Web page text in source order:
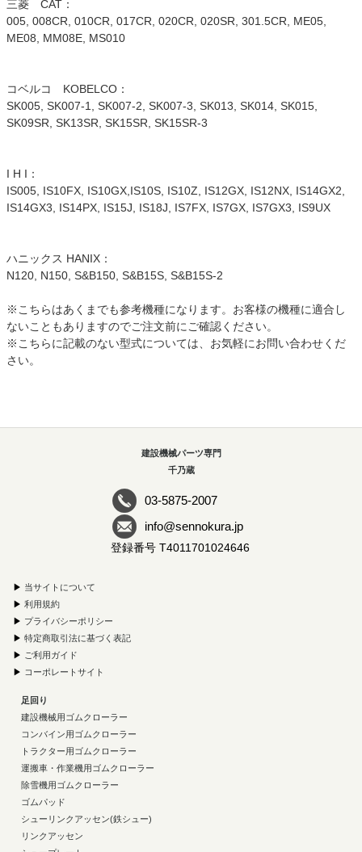
三菱 CAT：
005, 008CR, 010CR, 017CR, 020CR, 020SR, 301.5CR, ME05,
ME08, MM08E, MS010
コベルコ KOBELCO：
SK005, SK007-1, SK007-2, SK007-3, SK013, SK014, SK015,
SK09SR, SK13SR, SK15SR, SK15SR-3
I H I：
IS005, IS10FX, IS10GX,IS10S, IS10Z, IS12GX, IS12NX, IS14GX2,
IS14GX3, IS14PX, IS15J, IS18J, IS7FX, IS7GX, IS7GX3, IS9UX
ハニックス HANIX：
N120, N150, S&B150, S&B15S, S&B15S-2
※こちらはあくまでも参考機種になります。お客様の機種に適合し
ないこともありますのでご注文前にご確認ください。
※こちらに記載のない型式については、お気軽にお問い合わせくだ
さい。
建設機械パーツ専門
千乃蔵
03-5875-2007
info@sennokura.jp
登録番号 T4011701024646
▶ 当サイトについて
▶ 利用規約
▶ プライバシーポリシー
▶ 特定商取引法に基づく表記
▶ ご利用ガイド
▶ コーポレートサイト
足回り
建設機械用ゴムクローラー
コンバイン用ゴムクローラー
トラクター用ゴムクローラー
運搬車・作業機用ゴムクローラー
除雪機用ゴムクローラー
ゴムパッド
シューリンクアッセン(鉄シュー)
リンクアッセン